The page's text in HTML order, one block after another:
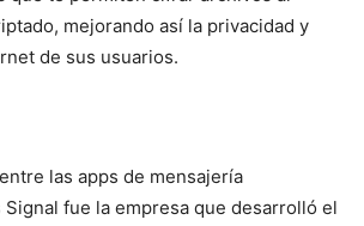
mejorando así la privacidad y
de sus usuarios.
las apps de mensajería
Signal fue la empresa que desarrolló el